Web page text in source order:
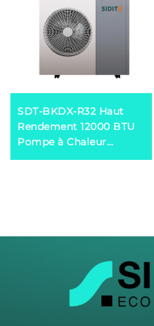
SDT-BKDX-R32 Haut
Rendement 12000 BTU
Pompe à Chaleur
Écologique Source d'Air